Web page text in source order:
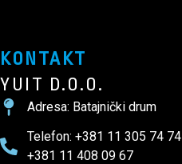
KONTAKT
YUIT D.O.O.
Adresa: Batajnički drum
Telefon: +381 11 305 74 74
+381 11 408 09 67